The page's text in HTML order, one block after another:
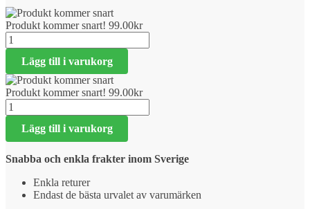
Produkt kommer snart! 99.00kr
Produkt
kommer
snart!
mängd
Lägg till i varukorg
Produkt kommer snart! 99.00kr
Produkt
kommer
snart!
mängd
Lägg till i varukorg
Snabba och enkla frakter inom Sverige
Enkla returer
Endast de bästa urvalet av varumärken